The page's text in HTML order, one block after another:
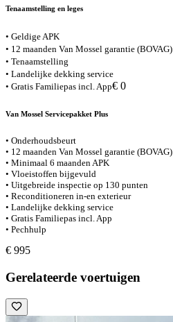
Tenaamstelling en leges
• Geldige APK
• 12 maanden Van Mossel garantie (BOVAG)
• Tenaamstelling
• Landelijke dekking service
• Gratis Familiepas incl. App€ 0
Van Mossel Servicepakket Plus
• Onderhoudsbeurt
• 12 maanden Van Mossel garantie (BOVAG)
• Minimaal 6 maanden APK
• Vloeistoffen bijgevuld
• Uitgebreide inspectie op 130 punten
• Reconditioneren in-en exterieur
• Landelijke dekking service
• Gratis Familiepas incl. App
• Pechhulp
€ 995
Gerelateerde voertuigen